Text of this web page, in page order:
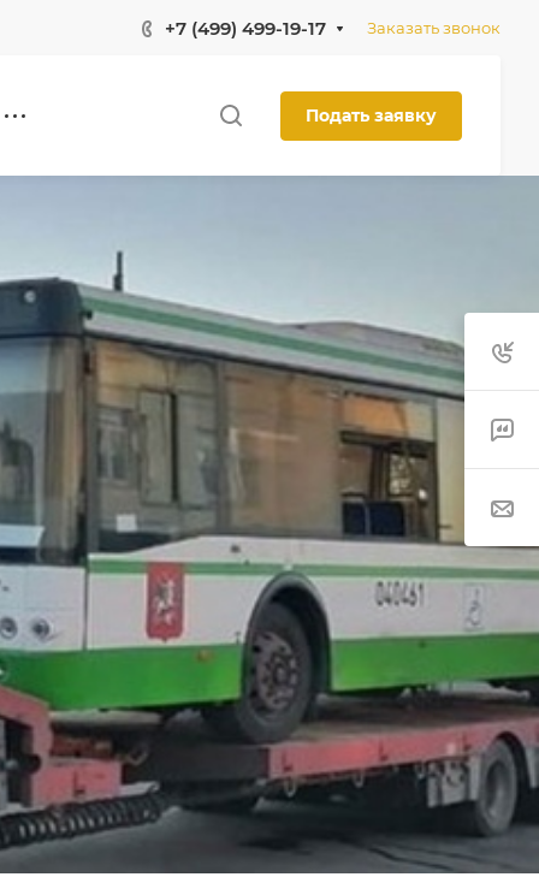
+7 (499) 499-19-17 Заказать звонок
Подать заявку